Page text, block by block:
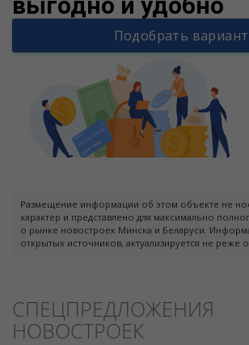
Подобрать вариант
Размещение информации об этом объекте не
характер и представлено для максимально
о рынке новостроек Минска и Беларуси.
открытых источников, актуализируется не реже
СПЕЦПРЕДЛОЖЕНИЯ
НОВОСТРОЕК